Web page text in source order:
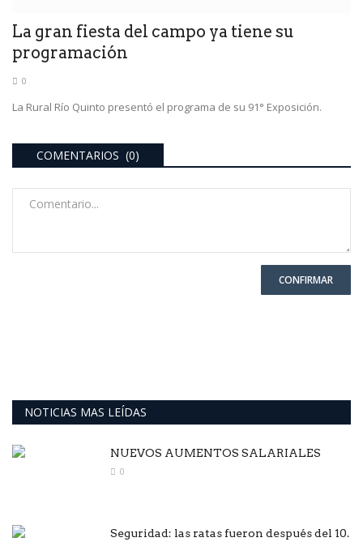
La gran fiesta del campo ya tiene su
programación
0
La Rural Río Quinto presentó el programa de su 91° Exposición.
COMENTARIOS (0)
CONFIRMAR
NOTICIAS MAS LEÍDAS
NUEVOS AUMENTOS SALARIALES
0
Seguridad: las ratas fueron después del 10.